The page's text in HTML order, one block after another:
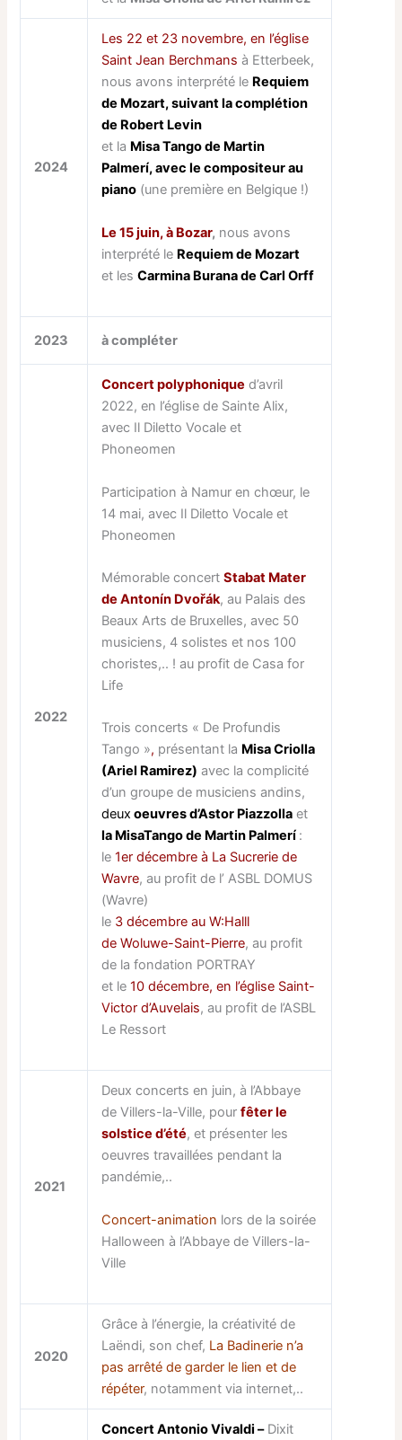
2024
Les 22 et 23 novembre, en l’église
Saint Jean Berchmans à Etterbeek,
nous avons interprété le Requiem
de Mozart, suivant la complétion
de Robert Levin
et la Misa Tango de Martin
Palmerí, avec le compositeur au
piano (une première en Belgique !)
Le 15 juin, à Bozar, nous avons
interprété le Requiem de Mozart
et lesCarmina Burana de Carl Orff
2023 à compléter
2022
Concert polyphonique d’avril
2022, en l’église de Sainte Alix,
avec Il Diletto Vocale et
Phoneomen
Participation à Namur en chœur, le
14 mai, avec Il Diletto Vocale et
Phoneomen
Mémorable concertStabat Mater
de Antonín Dvořák, au Palais des
Beaux Arts de Bruxelles, avec 50
musiciens, 4 solistes et nos 100
choristes,.. ! au profit de Casa for
Life
Trois concerts « De Profundis
Tango », présentant la Misa Criolla
(Ariel Ramirez) avec la complicité
d’un groupe de musiciens andins,
deux oeuvres d’Astor Piazzolla et
la MisaTango de Martin Palmerí :
le1er décembre à La Sucrerie de
Wavre, au profit de l’ ASBL DOMUS
(Wavre)
le 3 décembre au W:Halll
de Woluwe-Saint-Pierre, au profit
de la fondation PORTRAY
et le10 décembre, en l’église Saint-
Victor d’Auvelais, au profit de l’ASBL
Le Ressort
2021
Deux concerts en juin, à l’Abbaye
de Villers-la-Ville, pourfêter le
solstice d’été, et présenter les
oeuvres travaillées pendant la
pandémie,..
Concert-animation lors de la soirée
Halloween à l’Abbaye de Villers-la-
Ville
2020
Grâce à l’énergie, la créativité de
Laëndi, son chef, La Badinerie n’a
pas arrêté de garder le lien et de
répéter, notamment via internet,..
Concert Antonio Vivaldi –Dixit